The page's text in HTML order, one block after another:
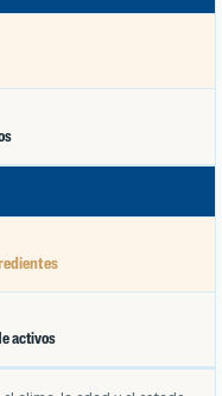
activos